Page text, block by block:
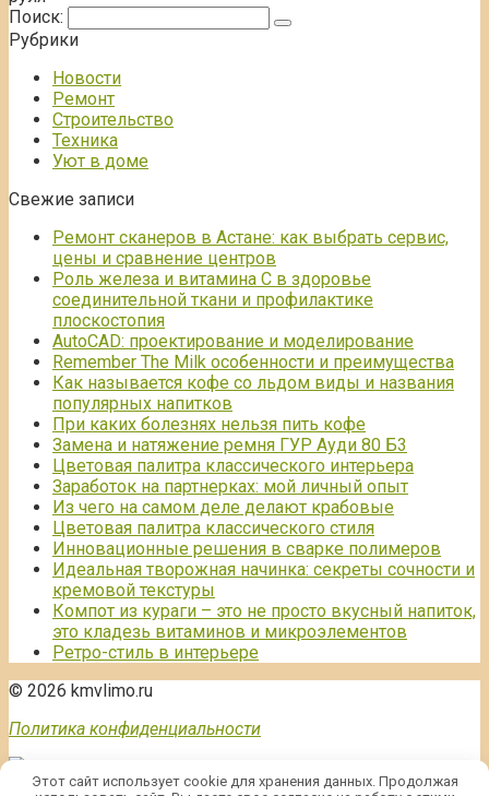
Поиск:
Рубрики
Новости
Ремонт
Строительство
Техника
Уют в доме
Свежие записи
Ремонт сканеров в Астане: как выбрать сервис,
цены и сравнение центров
Роль железа и витамина С в здоровье
соединительной ткани и профилактике
плоскостопия
AutoCAD: проектирование и моделирование
Remember The Milk особенности и преимущества
Как называется кофе со льдом виды и названия
популярных напитков
При каких болезнях нельзя пить кофе
Замена и натяжение ремня ГУР Ауди 80 Б3
Цветовая палитра классического интерьера
Заработок на партнерках: мой личный опыт
Из чего на самом деле делают крабовые
Цветовая палитра классического стиля
Инновационные решения в сварке полимеров
Идеальная творожная начинка: секреты сочности и
кремовой текстуры
Компот из кураги – это не просто вкусный напиток,
это кладезь витаминов и микроэлементов
Ретро-стиль в интерьере
© 2026 kmvlimo.ru
Политика конфиденциальности
Этот сайт использует cookie для хранения данных. Продолжая